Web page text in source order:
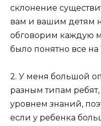
склонение
вам и вашим детям
обговорим каждую
было понятно все на
2. У меня большой
разным типам
уровнем знаний,
если у ребенка